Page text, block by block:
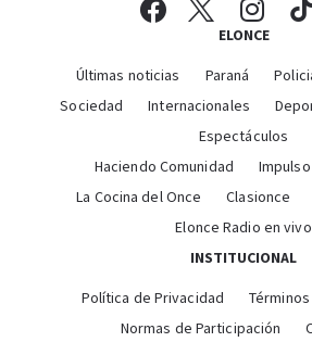
ELONCE
Últimas noticias Paraná
Sociedad
Internacionales
Espectáculos
Haciendo Comunidad
La Cocina del Once
Clasionce
Elonce Radio en vivo
INSTITUCIONAL
Política de Privacidad
Normas de Participación